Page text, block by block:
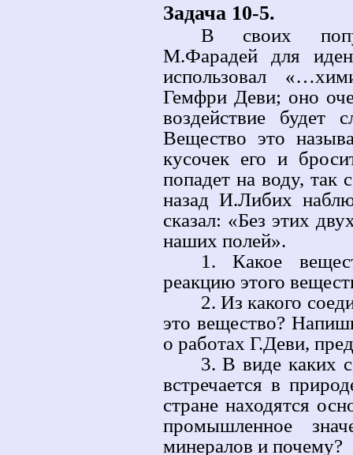
Задача 10-5.
В своих
М.Фарадей для
использовал
Гемфри Деви; оно
воздействие будет
Вещество это
кусочек его и
попадет на воду, так
назад И.Либих
сказал: «Без этих
наших полей».
1. Какое
реакцию этого
2. Из какого
это вещество?
о работах Г.Деви,
3. В виде каких
встречается в
стране находятся
промышленное
минералов и почему?